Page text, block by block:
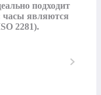
подходит
часы являются
2281).